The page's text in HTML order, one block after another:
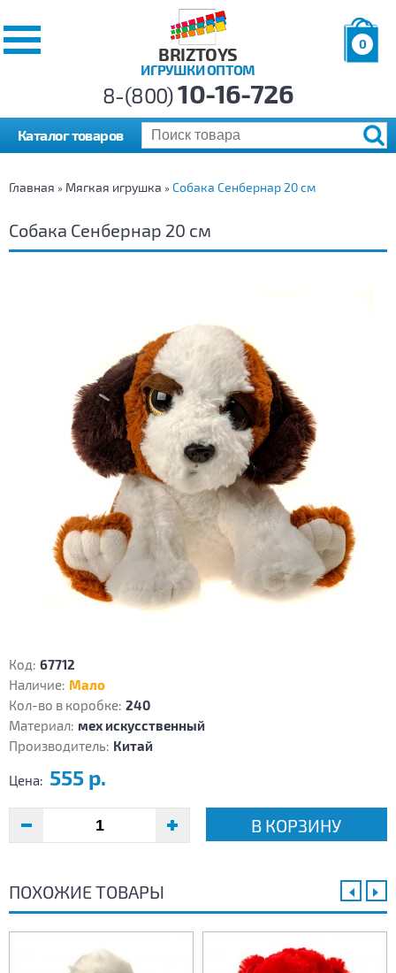
BRIZTOYS
ИГРУШКИ ОПТОМ
0
р.
8-(800)10-16-726
Каталог товаров
Главная » Мягкая игрушка » Собака Сенбернар 20 см
Собака Сенбернар 20 см
Код: 67712
Наличие: Мало
Кол-во в коробке: 240
Материал: мех искусственный
Производитель: Китай
Цена: 555 р.
В КОРЗИНУ
ПОХОЖИЕ ТОВАРЫ